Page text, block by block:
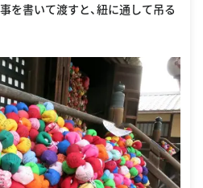
を書いて渡すと、紐に通して吊る